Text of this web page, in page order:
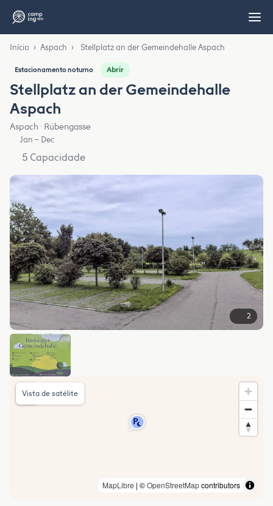
Início › Aspach › Stellplatz an der Gemeindehalle Aspach
Estacionamento noturno Abrir
Stellplatz an der Gemeindehalle
Aspach
Aspach · Rübengasse
Jan – Dec
5 Capacidade
2
MapLibre | ©OpenStreetMapcontributors
Vista de satélite